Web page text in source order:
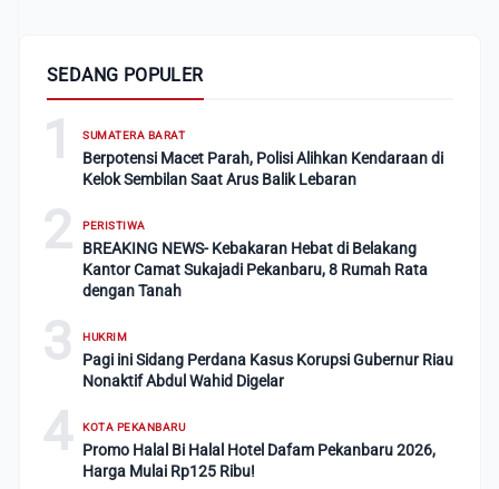
SEDANG POPULER
1 SUMATERA BARAT
Berpotensi Macet Parah, Polisi Alihkan Kendaraan di
Kelok Sembilan Saat Arus Balik Lebaran
2 PERISTIWA
BREAKING NEWS- Kebakaran Hebat di Belakang
Kantor Camat Sukajadi Pekanbaru, 8 Rumah Rata
dengan Tanah
3 HUKRIM
Pagi ini Sidang Perdana Kasus Korupsi Gubernur Riau
Nonaktif Abdul Wahid Digelar
4 KOTA PEKANBARU
Promo Halal Bi Halal Hotel Dafam Pekanbaru 2026,
Harga Mulai Rp125 Ribu!